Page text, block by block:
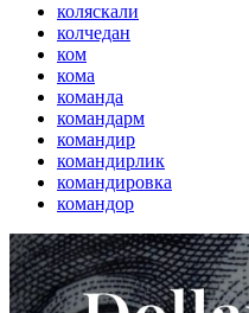
коляскали
колчедан
ком
кома
команда
командарм
командир
командирлик
командировка
командор